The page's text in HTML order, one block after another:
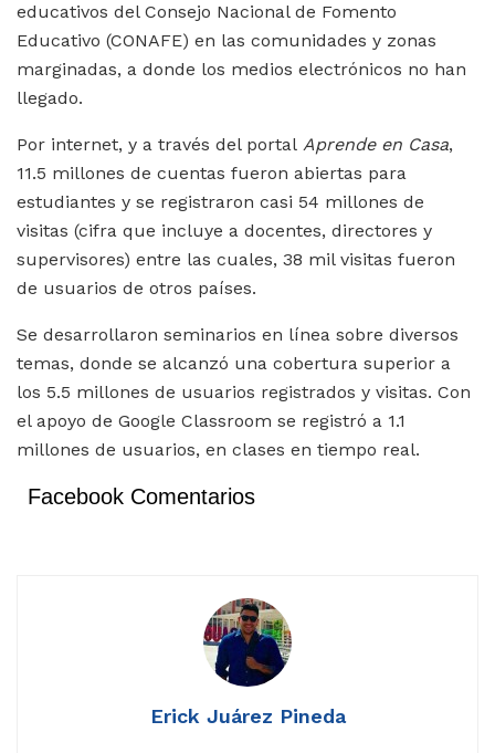
educativos del Consejo Nacional de Fomento
Educativo (CONAFE) en las comunidades y zonas
marginadas, a donde los medios electrónicos no han
llegado.
Por internet, y a través del portal Aprende en Casa,
11.5 millones de cuentas fueron abiertas para
estudiantes y se registraron casi 54 millones de
visitas (cifra que incluye a docentes, directores y
supervisores) entre las cuales, 38 mil visitas fueron
de usuarios de otros países.
Se desarrollaron seminarios en línea sobre diversos
temas, donde se alcanzó una cobertura superior a
los 5.5 millones de usuarios registrados y visitas. Con
el apoyo de Google Classroom se registró a 1.1
millones de usuarios, en clases en tiempo real.
Facebook Comentarios
Erick Juárez Pineda